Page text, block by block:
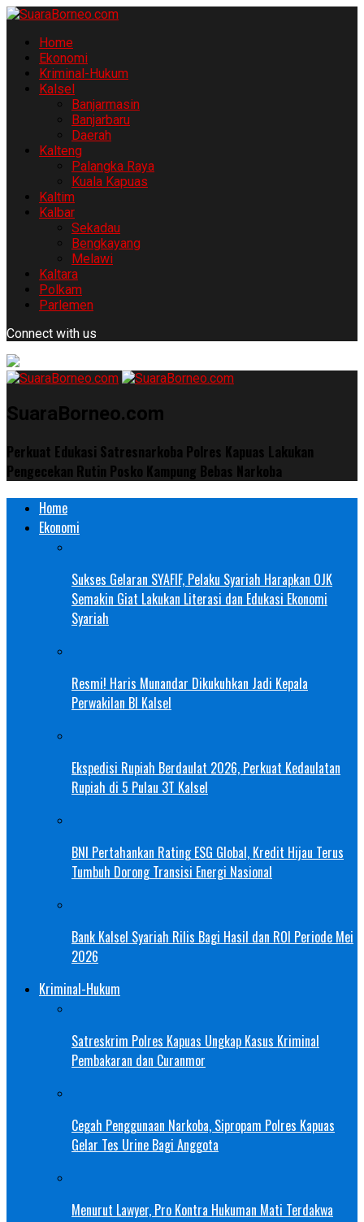
Home
Ekonomi
Kriminal-Hukum
Kalsel
Banjarmasin
Banjarbaru
Daerah
Kalteng
Palangka Raya
Kuala Kapuas
Kaltim
Kalbar
Sekadau
Bengkayang
Melawi
Kaltara
Polkam
Parlemen
Connect with us
SuaraBorneo.com
Perkuat Edukasi Satresnarkoba Polres Kapuas Lakukan
Pengecekan Rutin Posko Kampung Bebas Narkoba
Home
Ekonomi
Sukses Gelaran SYAFIF, Pelaku Syariah Harapkan OJK
Semakin Giat Lakukan Literasi dan Edukasi Ekonomi
Syariah
Resmi! Haris Munandar Dikukuhkan Jadi Kepala
Perwakilan BI Kalsel
Ekspedisi Rupiah Berdaulat 2026, Perkuat Kedaulatan
Rupiah di 5 Pulau 3T Kalsel
BNI Pertahankan Rating ESG Global, Kredit Hijau Terus
Tumbuh Dorong Transisi Energi Nasional
Bank Kalsel Syariah Rilis Bagi Hasil dan ROI Periode Mei
2026
Kriminal-Hukum
Satreskrim Polres Kapuas Ungkap Kasus Kriminal
Pembakaran dan Curanmor
Cegah Penggunaan Narkoba, Sipropam Polres Kapuas
Gelar Tes Urine Bagi Anggota
Menurut Lawyer, Pro Kontra Hukuman Mati Terdakwa